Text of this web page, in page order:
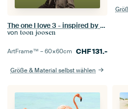
The one I love 3 - inspired by REM
von toon joosen
ArtFrame™ –60×60cm CHF131.-
Größe & Material selbst wählen